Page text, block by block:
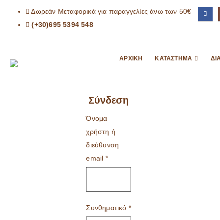
Δωρεάν Μεταφορικά για παραγγελίες άνω των 50€
(+30)695 5394 548
ΑΡΧΙΚΉ ΚΑΤΆΣΤΗΜΑ
Σύνδεση
Όνομα
χρήστη ή
διεύθυνση
email *
Συνθηματικό *